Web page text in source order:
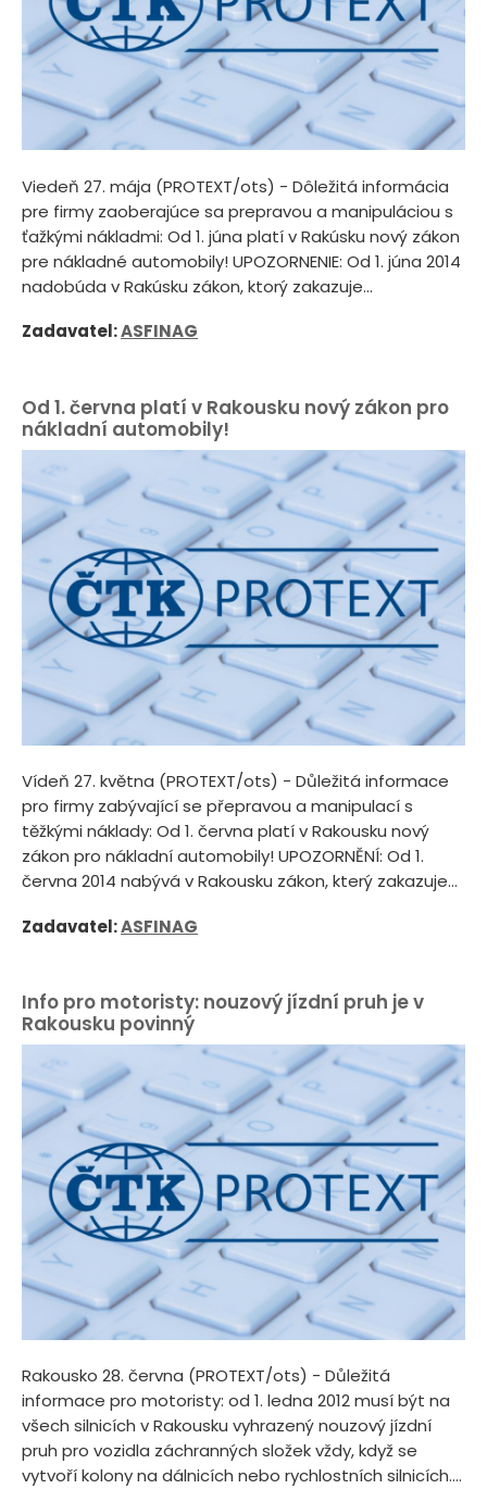
Viedeň 27. mája (PROTEXT/ots) - Dôležitá informácia
pre firmy zaoberajúce sa prepravou a manipuláciou s
ťažkými nákladmi: Od 1. júna platí v Rakúsku nový zákon
pre nákladné automobily! UPOZORNENIE: Od 1. júna 2014
nadobúda v Rakúsku zákon, ktorý zakazuje...
Zadavatel:ASFINAG
Od 1. června platí v Rakousku nový zákon pro
nákladní automobily!
Vídeň 27. května (PROTEXT/ots) - Důležitá informace
pro firmy zabývající se přepravou a manipulací s
těžkými náklady: Od 1. června platí v Rakousku nový
zákon pro nákladní automobily! UPOZORNĚNÍ: Od 1.
června 2014 nabývá v Rakousku zákon, který zakazuje...
Zadavatel:ASFINAG
Info pro motoristy: nouzový jízdní pruh je v
Rakousku povinný
Rakousko 28. června (PROTEXT/ots) - Důležitá
informace pro motoristy: od 1. ledna 2012 musí být na
všech silnicích v Rakousku vyhrazený nouzový jízdní
pruh pro vozidla záchranných složek vždy, když se
vytvoří kolony na dálnicích nebo rychlostních silnicích....